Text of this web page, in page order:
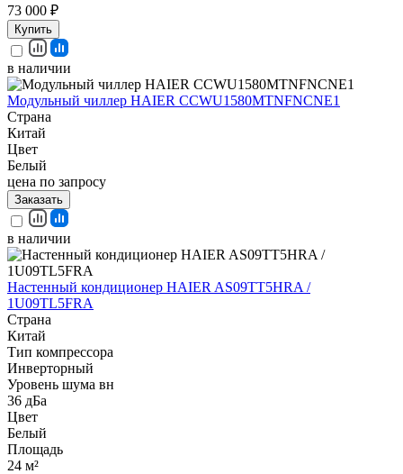
73 000 ₽
Купить
в наличии
Модульный чиллер HAIER CCWU1580MTNFNCNE1
Страна
Китай
Цвет
Белый
цена по запросу
Заказать
в наличии
Настенный кондиционер HAIER AS09TT5HRA /
1U09TL5FRA
Страна
Китай
Тип компрессора
Инверторный
Уровень шума вн
36 дБа
Цвет
Белый
Площадь
24 м²